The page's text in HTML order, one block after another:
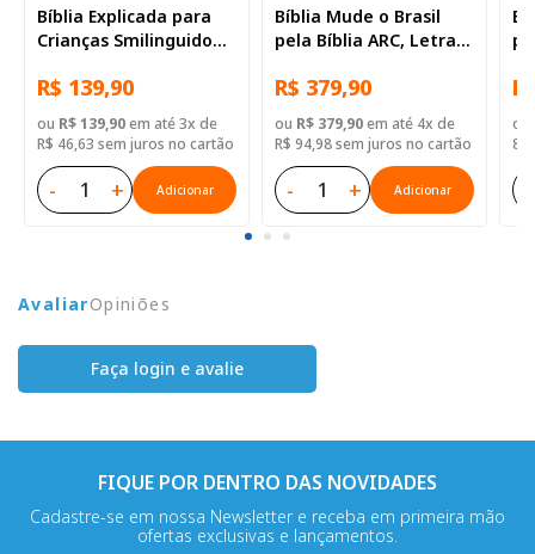
Bíblia Explicada para
Crianças Smilinguido
Explicada Smilinguido -
Capa dura ilustrada,
futebol
R$ 139,90
ou R$ 139,90em até 3x de
R$ 46,63 sem juros no cartão
- + Adicionar
Bíblia Mude o Brasil
pela Bíblia ARC, Letra
— 52 Biblias
R$ 379,90
ou R$ 379,90em até 4x de
R$ 94,98 sem juros no cartão
- + Adicionar
ou
AvaliarOpiniões
Faça login e avalie
FIQUE POR DENTRO DAS NOVIDADES
Cadastre-se em nossa Newsletter e receba em primeira mão
ofertas exclusivas e lançamentos.